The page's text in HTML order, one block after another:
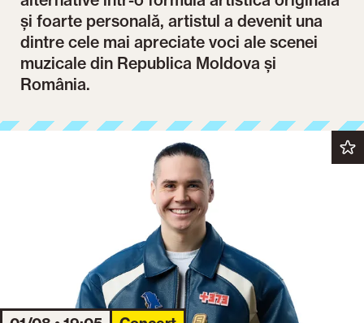
și foarte personală, artistul a devenit una
dintre cele mai apreciate voci ale scenei
muzicale din Republica Moldova și
România.